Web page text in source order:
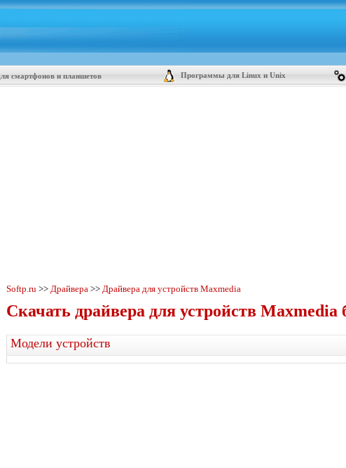
смартфонов и планшетов Программы для Linux и Unix
Softp.ru >> Драйвера >> Драйвера для устройств Maxmedia
Скачать драйвера для устройств Maxmedia
Модели устройств